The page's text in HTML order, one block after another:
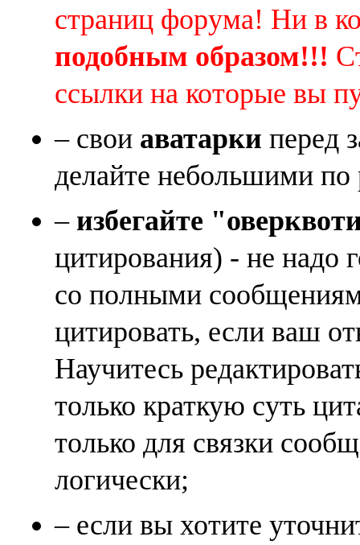
страниц форума! Ни в
подобным образом!!!
ссылки на которые вы
– свои аватарки перед
делайте небольшими по
– избегайте
цитирования) - не надо
со полными
цитировать, если ваш
Научитесь
только краткую суть
только для связки
логически;
– если вы хотите